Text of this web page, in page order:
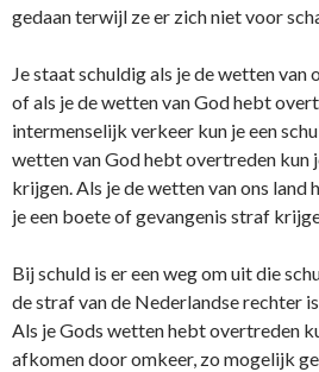
gedaan terwijl ze er zich niet voor
Je staat schuldig als je de wetten van
of als je de wetten van God hebt
intermenselijk verkeer kun je een
wetten van God hebt overtreden kun
krijgen. Als je de wetten van ons land
je een boete of gevangenis straf
Bij schuld is er een weg om uit die
de straf van de Nederlandse rechter
Als je Gods wetten hebt overtreden
afkomen door omkeer, zo mogelijk